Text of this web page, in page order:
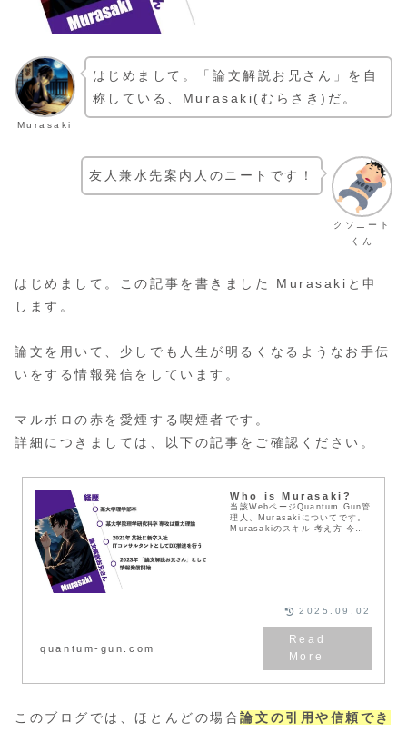
Murasaki
はじめまして。「論文解説お兄さん」を自
称している、Murasaki(むらさき)だ。
クソニート
くん
友人兼水先案内人のニートです！
はじめまして。この記事を書きました Murasakiと申
します。
論文を用いて、少しでも人生が明るくなるようなお手伝
いをする情報発信をしています。
マルボロの赤を愛煙する喫煙者です。
詳細につきましては、以下の記事をご確認ください。
Who is Murasaki?
当該WebページQuantum Gun管
理人、Murasakiについてです。
Murasakiのスキル 考え方 今後
quantum-gun.com
2025.09.02
このブログでは、ほとんどの場合論文の引用や信頼でき